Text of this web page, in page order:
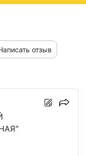
отзыв